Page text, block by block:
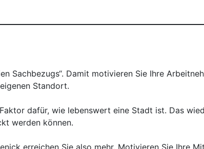
Sachbezugs“. Damit motivieren Sie Ihre
Standort.
dafür, wie lebenswert eine Stadt ist. Das
werden können.
erreichen Sie also mehr. Motivieren Sie Ihre